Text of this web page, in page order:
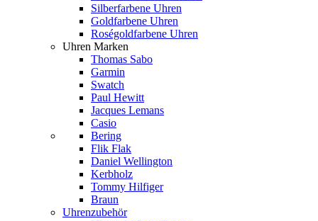
Silberfarbene Uhren
Goldfarbene Uhren
Roségoldfarbene Uhren
Uhren Marken
Thomas Sabo
Garmin
Swatch
Paul Hewitt
Jacques Lemans
Casio
Bering
Flik Flak
Daniel Wellington
Kerbholz
Tommy Hilfiger
Braun
Uhrenzubehör